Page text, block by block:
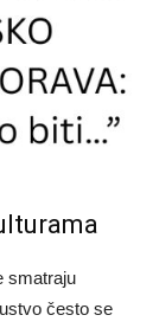
smatraju
često se